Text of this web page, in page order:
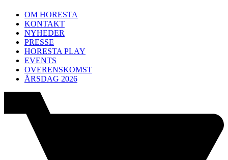
OM HORESTA
KONTAKT
NYHEDER
PRESSE
HORESTA PLAY
EVENTS
OVERENSKOMST
ÅRSDAG 2026